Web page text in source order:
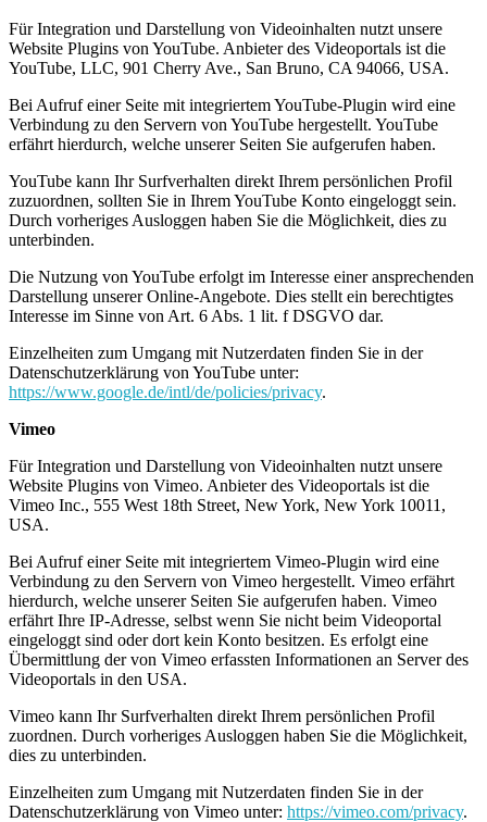
Für Integration und Darstellung von Videoinhalten nutzt unsere
Website Plugins von YouTube. Anbieter des Videoportals ist die
YouTube, LLC, 901 Cherry Ave., San Bruno, CA 94066, USA.
Bei Aufruf einer Seite mit integriertem YouTube-Plugin wird eine
Verbindung zu den Servern von YouTube hergestellt. YouTube
erfährt hierdurch, welche unserer Seiten Sie aufgerufen haben.
YouTube kann Ihr Surfverhalten direkt Ihrem persönlichen Profil
zuzuordnen, sollten Sie in Ihrem YouTube Konto eingeloggt sein.
Durch vorheriges Ausloggen haben Sie die Möglichkeit, dies zu
unterbinden.
Die Nutzung von YouTube erfolgt im Interesse einer ansprechenden
Darstellung unserer Online-Angebote. Dies stellt ein berechtigtes
Interesse im Sinne von Art. 6 Abs. 1 lit. f DSGVO dar.
Einzelheiten zum Umgang mit Nutzerdaten finden Sie in der
Datenschutzerklärung von YouTube unter:
https://www.google.de/intl/de/policies/privacy.
Vimeo
Für Integration und Darstellung von Videoinhalten nutzt unsere
Website Plugins von Vimeo. Anbieter des Videoportals ist die
Vimeo Inc., 555 West 18th Street, New York, New York 10011,
USA.
Bei Aufruf einer Seite mit integriertem Vimeo-Plugin wird eine
Verbindung zu den Servern von Vimeo hergestellt. Vimeo erfährt
hierdurch, welche unserer Seiten Sie aufgerufen haben. Vimeo
erfährt Ihre IP-Adresse, selbst wenn Sie nicht beim Videoportal
eingeloggt sind oder dort kein Konto besitzen. Es erfolgt eine
Übermittlung der von Vimeo erfassten Informationen an Server des
Videoportals in den USA.
Vimeo kann Ihr Surfverhalten direkt Ihrem persönlichen Profil
zuordnen. Durch vorheriges Ausloggen haben Sie die Möglichkeit,
dies zu unterbinden.
Einzelheiten zum Umgang mit Nutzerdaten finden Sie in der
Datenschutzerklärung von Vimeo unter: https://vimeo.com/privacy.